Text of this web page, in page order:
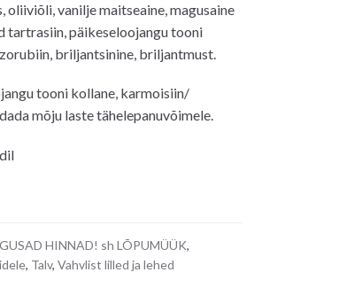
vanilje maitseaine, magusaine
tartrasiin, päikeseloojangu tooni
briljantsinine, briljantmust.
tooni kollane, karmoisiin/
mõju laste tähelepanuvõimele.
HINNAD! sh LÕPUMÜÜK,
, Talv, Vahvlist lilled ja lehed